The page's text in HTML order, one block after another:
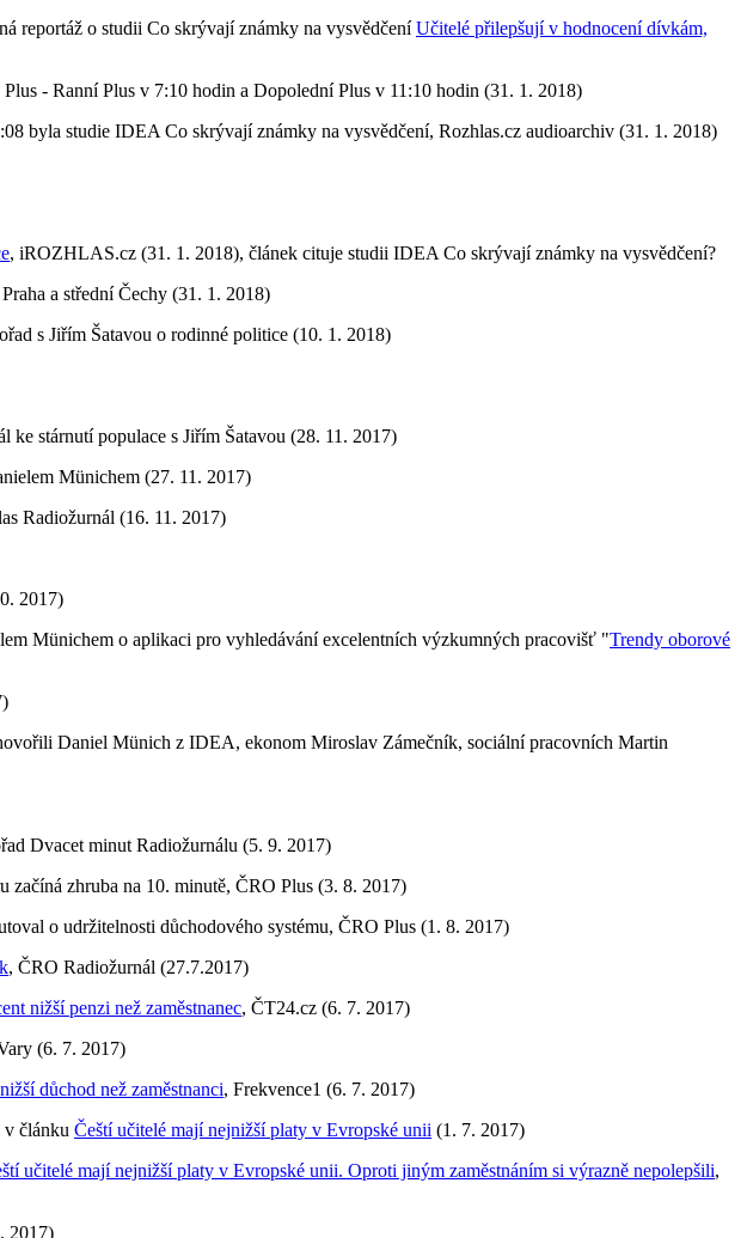
reportáž o studii Co skrývají známky na vysvědčeníUčitelé přilepšují v hodnocení dívkám,
- Ranní Plus v 7:10 hodin a Dopolední Plus v 11:10 hodin (31. 1. 2018)
byla studie IDEA Co skrývají známky na vysvědčení, Rozhlas.cz audioarchiv (31. 1. 2018)
, iROZHLAS.cz (31. 1. 2018), článek cituje studii IDEA Co skrývají známky na vysvědčení?
a střední Čechy (31. 1. 2018)
s Jiřím Šatavou o rodinné politice (10. 1. 2018)
ke stárnutí populace s Jiřím Šatavou (28. 11. 2017)
Münichem (27. 11. 2017)
Radiožurnál (16. 11. 2017)
2017)
Münichem o aplikaci pro vyhledávání excelentních výzkumných pracovišť "Trendy oborové
Daniel Münich z IDEA, ekonom Miroslav Zámečník, sociální pracovních Martin
Dvacet minut Radiožurnálu (5. 9. 2017)
začíná zhruba na 10. minutě, ČRO Plus (3. 8. 2017)
o udržitelnosti důchodového systému, ČRO Plus (1. 8. 2017)
, ČRO Radiožurnál (27.7.2017)
nižší penzi než zaměstnanec, ČT24.cz (6. 7. 2017)
(6. 7. 2017)
důchod než zaměstnanci, Frekvence1 (6. 7. 2017)
v článku Čeští učitelé mají nejnižší platy v Evropské unii (1. 7. 2017)
učitelé mají nejnižší platy v Evropské unii. Oproti jiným zaměstnáním si výrazně nepolepšili,
2017)